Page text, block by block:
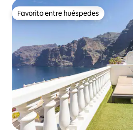
Favorito entre huéspedes
Favorito entre huéspedes